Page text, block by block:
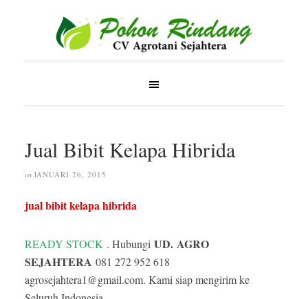
Jual Bibit Kelapa Hibrida
on JANUARI 26, 2015
jual bibitkelapa hibrida
READY STOCK . Hubungi UD. AGRO
SEJAHTERA 081 272 952 618
agrosejahtera1@gmail.com. Kami siap mengirim ke